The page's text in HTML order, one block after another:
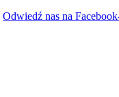
Odwiedź nas na